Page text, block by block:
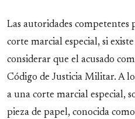
Las autoridades competentes
corte marcial especial, si
considerar que el acusado
Código de Justicia Militar. A
a una corte marcial especial,
pieza de papel, conocida